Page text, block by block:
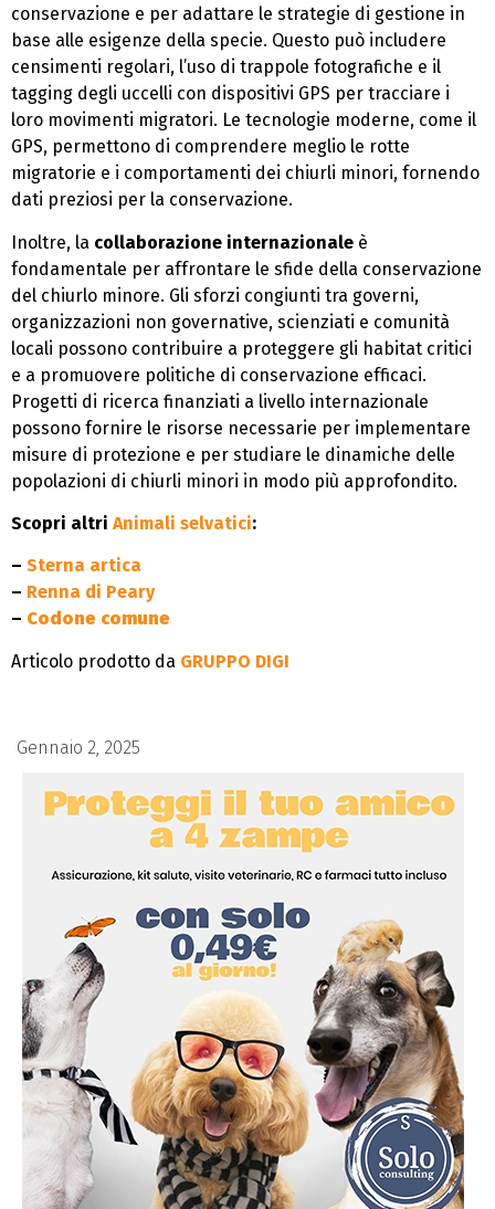
conservazione e per adattare le strategie di gestione in
base alle esigenze della specie. Questo può includere
censimenti regolari, l’uso di trappole fotografiche e il
tagging degli uccelli con dispositivi GPS per tracciare i
loro movimenti migratori. Le tecnologie moderne, come il
GPS, permettono di comprendere meglio le rotte
migratorie e i comportamenti dei chiurli minori, fornendo
dati preziosi per la conservazione.
Inoltre, la collaborazione internazionale è
fondamentale per affrontare le sfide della conservazione
del chiurlo minore. Gli sforzi congiunti tra governi,
organizzazioni non governative, scienziati e comunità
locali possono contribuire a proteggere gli habitat critici
e a promuovere politiche di conservazione efficaci.
Progetti di ricerca finanziati a livello internazionale
possono fornire le risorse necessarie per implementare
misure di protezione e per studiare le dinamiche delle
popolazioni di chiurli minori in modo più approfondito.
Scopri altri Animali selvatici:
– Sterna artica
– Renna di Peary
– Codone comune
Articolo prodotto da GRUPPO DIGI
Gennaio 2, 2025